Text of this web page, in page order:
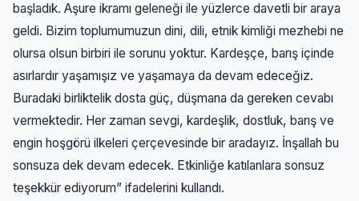
başladık. Aşure ikramı geleneği ile yüzlerce davetli bir araya
geldi. Bizim toplumumuzun dini, dili, etnik kimliği mezhebi ne
olursa olsun birbiri ile sorunu yoktur. Kardeşçe, barış içinde
asırlardır yaşamışız ve yaşamaya da devam edeceğiz.
Buradaki birliktelik dosta güç, düşmana da gereken cevabı
vermektedir. Her zaman sevgi, kardeşlik, dostluk, barış ve
engin hoşgörü ilkeleri çerçevesinde bir aradayız. İnşallah bu
sonsuza dek devam edecek. Etkinliğe katılanlara sonsuz
teşekkür ediyorum” ifadelerini kullandı.